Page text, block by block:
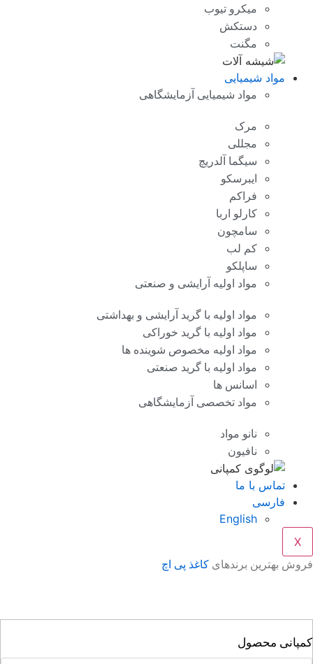
میکرو تیوب
دستکش
مگنت
مواد شیمیایی
مواد شیمیایی آزمایشگاهی
مرک
مجللی
سیگما آلدریچ
ایبرسکو
فراکم
کارلو اربا
سامچون
کم لب
ساپلکو
مواد اولیه آرایشی و صنعتی
مواد اولیه با گرید آرایشی و بهداشتی
مواد اولیه با گرید خوراکی
مواد اولیه مخصوص شوینده ها
مواد اولیه با گرید صنعتی
اسانس ها
مواد تخصصی آزمایشگاهی
نانو مواد
نافیون
تماس با ما
فارسی
English
بهترین برندهایکاغذ پی اچ
محصول